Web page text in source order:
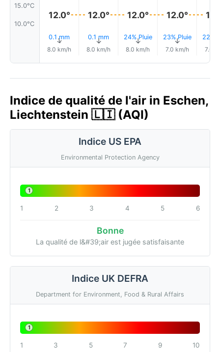
15.0°C
10.0°C
12.0°
0.1 mm
↑
8.0 km/h
12.0°
0.1 mm
↑
8.0 km/h
12.0°
24% Pluie
↑
8.0 km/h
12.0°
23% Pluie
↑
7.0 km/h
22%
7.0
Indice de qualité de l'air in Eschen,
Liechtenstein 🇱🇮 (AQI)
Indice US EPA
Environmental Protection Agency
1
1 2 3 4 5 6
Bonne
La qualité de l&#39;air est jugée satisfaisante
Indice UK DEFRA
Department for Environment, Food & Rural Affairs
1
1 3 5 7 9 10